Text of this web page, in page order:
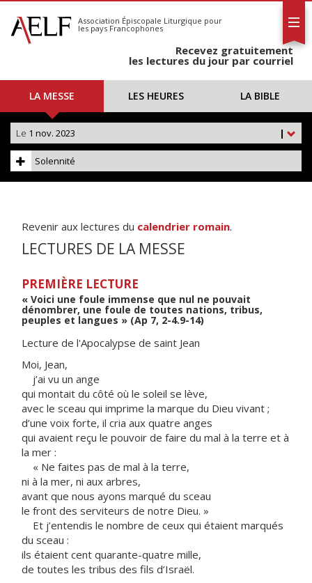
S'abonner
Calendrier
Association Épiscopale Liturgique pour
les pays Francophones
Recevez gratuitement
les lectures du jour par courriel
LA MESSE LES HEURES LA BIBLE
|
Le 1 nov. 2023
Solennité
Revenir aux lectures du calendrier romain.
LECTURES DE LA MESSE
PREMIÈRE LECTURE
« Voici une foule immense que nul ne pouvait
dénombrer, une foule de toutes nations, tribus,
peuples et langues » (Ap 7, 2-4.9-14)
Lecture de l'Apocalypse de saint Jean
Moi, Jean,
j’ai vu un ange
qui montait du côté où le soleil se lève,
avec le sceau qui imprime la marque du Dieu vivant ;
d’une voix forte, il cria aux quatre anges
qui avaient reçu le pouvoir de faire du mal à la terre et à
la mer :
« Ne faites pas de mal à la terre,
ni à la mer, ni aux arbres,
avant que nous ayons marqué du sceau
le front des serviteurs de notre Dieu. »
Et j’entendis le nombre de ceux qui étaient marqués
du sceau :
ils étaient cent quarante-quatre mille,
de toutes les tribus des fils d’Israël.